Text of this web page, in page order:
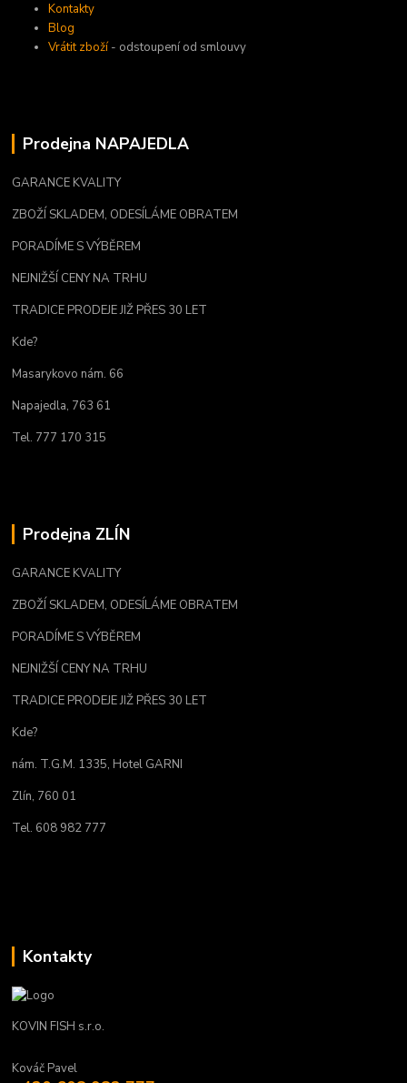
Kontakty
Blog
Vrátit zboží- odstoupení od smlouvy
Prodejna NAPAJEDLA
GARANCE KVALITY
ZBOŽÍ SKLADEM, ODESÍLÁME OBRATEM
PORADÍME S VÝBĚREM
NEJNIŽŠÍ CENY NA TRHU
TRADICE PRODEJE JIŽ PŘES 30 LET
Kde?
Masarykovo nám. 66
Napajedla, 763 61
Tel. 777 170 315
Prodejna ZLÍN
GARANCE KVALITY
ZBOŽÍ SKLADEM, ODESÍLÁME OBRATEM
PORADÍME S VÝBĚREM
NEJNIŽŠÍ CENY NA TRHU
TRADICE PRODEJE JIŽ PŘES 30 LET
Kde?
nám. T.G.M. 1335, Hotel GARNI
Zlín, 760 01
Tel. 608 982 777
Kontakty
KOVIN FISH s.r.o.
Kováč Pavel